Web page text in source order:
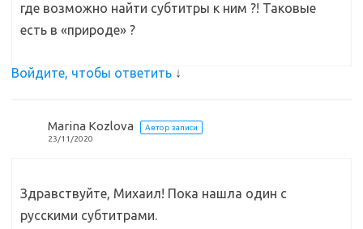
где возможно найти субтитры к ним ?! Таковые
есть в «природе» ?
Войдите, чтобы ответить ↓
Marina Kozlova
Автор записи
23/11/2020
Здравствуйте, Михаил! Пока нашла один с
русскими субтитрами.